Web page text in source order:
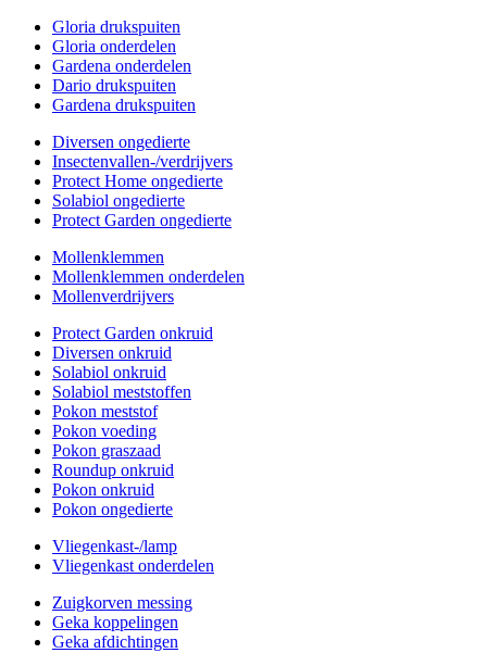
Gloria drukspuiten
Gloria onderdelen
Gardena onderdelen
Dario drukspuiten
Gardena drukspuiten
Diversen ongedierte
Insectenvallen-/verdrijvers
Protect Home ongedierte
Solabiol ongedierte
Protect Garden ongedierte
Mollenklemmen
Mollenklemmen onderdelen
Mollenverdrijvers
Protect Garden onkruid
Diversen onkruid
Solabiol onkruid
Solabiol meststoffen
Pokon meststof
Pokon voeding
Pokon graszaad
Roundup onkruid
Pokon onkruid
Pokon ongedierte
Vliegenkast-/lamp
Vliegenkast onderdelen
Zuigkorven messing
Geka koppelingen
Geka afdichtingen